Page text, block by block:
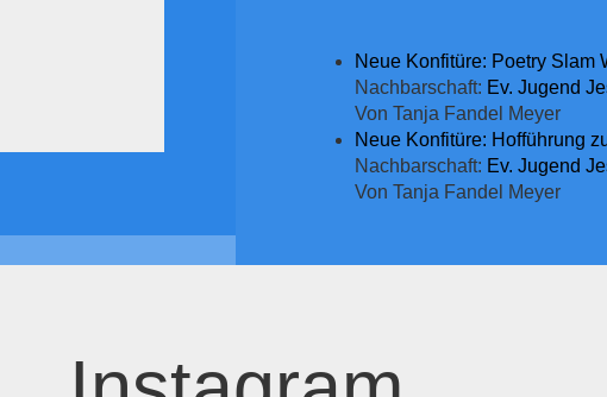
Neue Konfitüre: Poetry Slam
Nachbarschaft: Ev. Jugend
Von Tanja Fandel Meyer
Neue Konfitüre: Hofführung
Nachbarschaft: Ev. Jugend
Von Tanja Fandel Meyer